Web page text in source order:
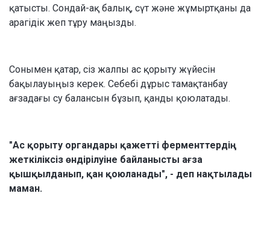
қатысты. Сондай-ақ балық, сүт және жұмыртқаны да
арагідік жеп тұру маңызды.
Сонымен қатар, сіз жалпы ас қорыту жүйесін
бақылауыңыз керек. Себебі дұрыс тамақтанбау
ағзадағы су балансын бұзып, қанды қоюлатады.
"Ас қорыту органдары қажетті ферменттердің
жеткіліксіз өндірілуіне байланысты ағза
қышқылданып, қан қоюланады", - деп нақтылады
маман.